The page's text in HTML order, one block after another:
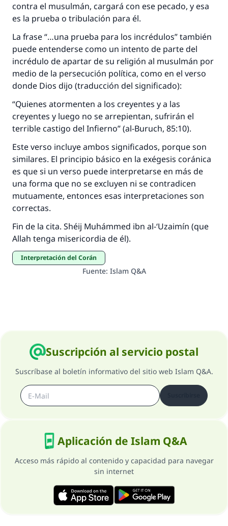
contra el musulmán, cargará con ese pecado, y esa
es la prueba o tribulación para él.
La frase “…una prueba para los incrédulos” también
puede entenderse como un intento de parte del
incrédulo de apartar de su religión al musulmán por
medio de la persecución política, como en el verso
donde Dios dijo (traducción del significado):
“Quienes atormenten a los creyentes y a las
creyentes y luego no se arrepientan, sufrirán el
terrible castigo del Infierno” (al-Buruch, 85:10).
Este verso incluye ambos significados, porque son
similares. El principio básico en la exégesis coránica
es que si un verso puede interpretarse en más de
una forma que no se excluyen ni se contradicen
mutuamente, entonces esas interpretaciones son
correctas.
Fin de la cita. Shéij Muhámmed ibn al-‘Uzaimín (que
Allah tenga misericordia de él).
Interpretación del Corán
Fuente: Islam Q&A
Suscripción al servicio postal
Suscríbase al boletín informativo del sitio web Islam Q&A.
Aplicación de Islam Q&A
Acceso más rápido al contenido y capacidad para navegar
sin internet
La respuesta no. 110845 salvó un
matrimonio.
Desde la Q hasta la A, su contribución ayuda a
IslamQA.
Profeta ﷺ dijo:
"Una persona que orienta a otros a hacer el
bien obtendrá la misma recompensa que
aquellos que lo realicen."
(MUSLIM, 1893)
Contribuir